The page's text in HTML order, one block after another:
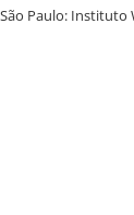
Paulo: